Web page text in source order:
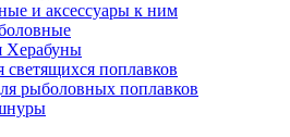
и аксессуары к ним
Херабуны
светящихся поплавков
рыболовных поплавков